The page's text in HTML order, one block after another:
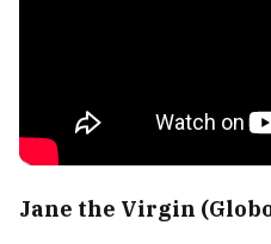
Jane the Virgin